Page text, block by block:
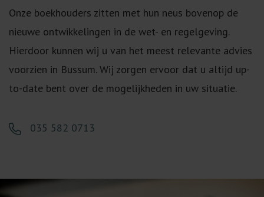
Onze boekhouders zitten met hun neus bovenop de
nieuwe ontwikkelingen in de wet- en regelgeving.
Hierdoor kunnen wij u van het meest relevante advies
voorzien in Bussum. Wij zorgen ervoor dat u altijd up-
to-date bent over de mogelijkheden in uw situatie.
035 582 0713